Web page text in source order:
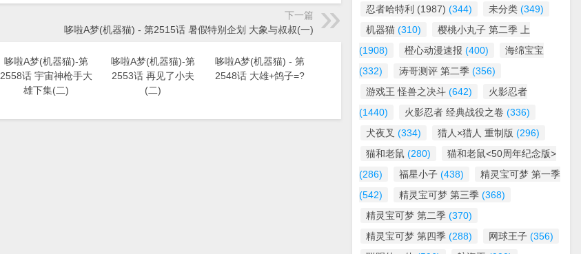
下一篇
哆啦A梦(机器猫) - 第2515话 暑假特别企划 大象与叔叔(一)
哆啦A梦(机器猫)-第
2558话 宇宙神枪手大
雄下集(二)
哆啦A梦(机器猫)-第
2553话 再见了小夫
(二)
哆啦A梦(机器猫) - 第
2548话 大雄+鸽子=?
忍者哈特利 (1987) (344) 未分类 (349)
机器猫 (310)
樱桃小丸子 第二季 上
(1908)
橙心动漫速报 (400)
海绵宝宝
(332)
涛哥测评 第二季 (356)
游戏王 怪兽之决斗 (642)
火影忍者
(1440)
火影忍者 经典战役之卷 (336)
犬夜叉 (334) 猎人×猎人 重制版 (296)
猫和老鼠 (280)
猫和老鼠<50周年纪念版>
(286)
福星小子 (438)
精灵宝可梦 第一季
(542)
精灵宝可梦 第三季 (368)
精灵宝可梦 第二季 (370)
精灵宝可梦 第四季 (288) 网球王子 (356)